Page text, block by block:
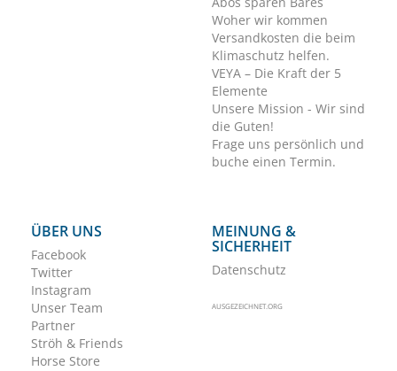
Woher wir kommen
Versandkosten die beim
Klimaschutz helfen.
VEYA – Die Kraft der 5
Elemente
Unsere Mission - Wir sind
die Guten!
Frage uns persönlich und
buche einen Termin.
ÜBER UNS
Facebook
Twitter
Instagram
Unser Team
Partner
Ströh & Friends
Horse Store
MEINUNG &
SICHERHEIT
Datenschutz
AUSGEZEICHNET.ORG